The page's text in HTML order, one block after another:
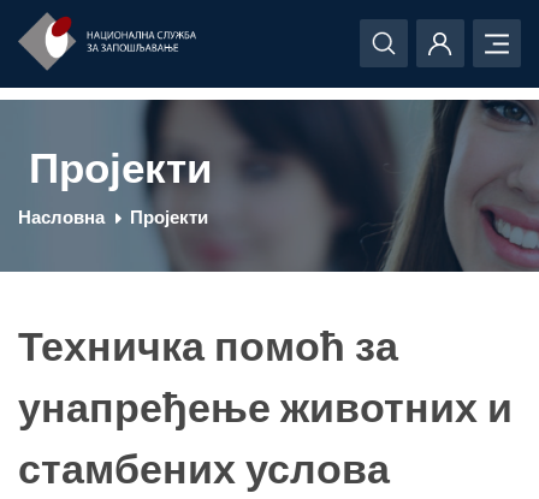
Пројекти
Насловна Пројекти
Техничка помоћ за
унапређење животних и
стамбених услова